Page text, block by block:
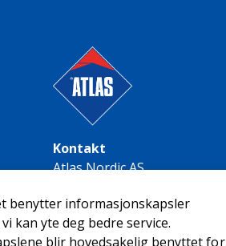
Kontakt
Atlas Nordic AS
0787 Oslo
benytter informasjonskapsler
kan yte deg bedre service.
blir hovedsakelig benyttet for